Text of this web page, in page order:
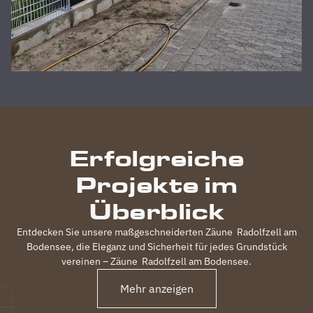
wurde zu
unserer
absoluten
Zufriedenheit
durchgeführt,
waren
120m
Zaun in 3
fertig.
Obwohl
unser
Grundstück
Erfolgreiche
Projekte im
Überblick
Entdecken Sie unsere maßgeschneiderten Zäune Radolfzell am
Bodensee, die Eleganz und Sicherheit für jedes Grundstück
vereinen – Zäune Radolfzell am Bodensee.
Mehr anzeigen